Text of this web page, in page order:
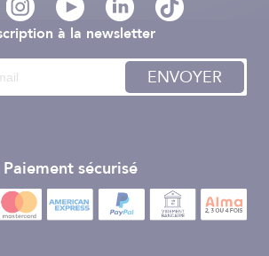
à la newsletter
ENVOYER
Paiement sécurisé